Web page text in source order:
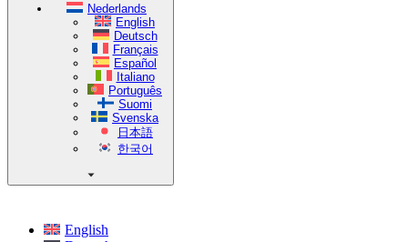
Nederlands
English
Deutsch
Français
Español
Italiano
Português
Suomi
Svenska
日本語
한국어
English